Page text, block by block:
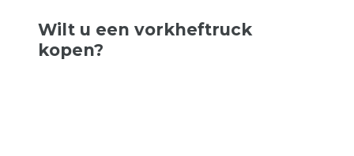
Wilt u een vorkheftruck
kopen?